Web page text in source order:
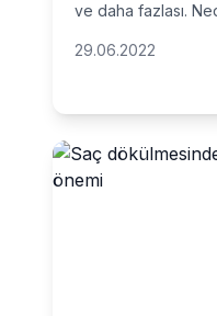
ve daha fazlası.
29.06.2022